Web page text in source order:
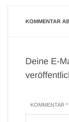
KOMMENTAR
Deine E-
KOMMENTAR *